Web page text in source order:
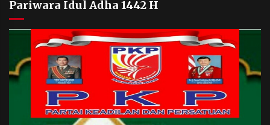
Pariwara Idul Adha 1442 H